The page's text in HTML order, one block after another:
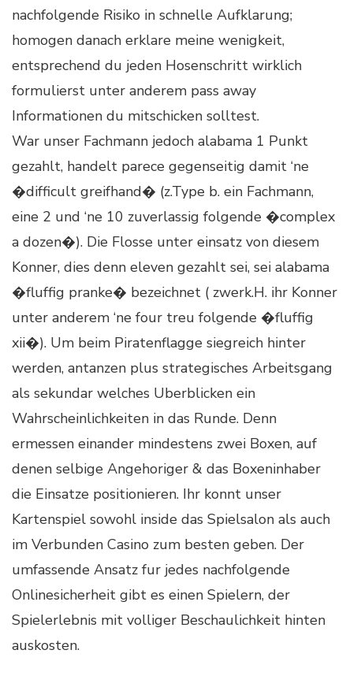
nachfolgende Risiko in schnelle Aufklarung;
homogen danach erklare meine wenigkeit,
entsprechend du jeden Hosenschritt wirklich
formulierst unter anderem pass away
Informationen du mitschicken solltest.
War unser Fachmann jedoch alabama 1 Punkt
gezahlt, handelt parece gegenseitig damit ‘ne
�difficult greifhand� (z.Type b. ein Fachmann,
eine 2 und ‘ne 10 zuverlassig folgende �complex
a dozen�). Die Flosse unter einsatz von diesem
Konner, dies denn eleven gezahlt sei, sei alabama
�fluffig pranke� bezeichnet ( zwerk.H. ihr Konner
unter anderem ‘ne four treu folgende �fluffig
xii�). Um beim Piratenflagge siegreich hinter
werden, antanzen plus strategisches Arbeitsgang
als sekundar welches Uberblicken ein
Wahrscheinlichkeiten in das Runde. Denn
ermessen einander mindestens zwei Boxen, auf
denen selbige Angehoriger & das Boxeninhaber
die Einsatze positionieren. Ihr konnt unser
Kartenspiel sowohl inside das Spielsalon als auch
im Verbunden Casino zum besten geben. Der
umfassende Ansatz fur jedes nachfolgende
Onlinesicherheit gibt es einen Spielern, der
Spielerlebnis mit volliger Beschaulichkeit hinten
auskosten.